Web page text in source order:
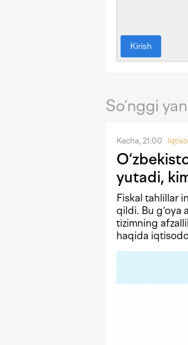
Kirish
So‘nggi
Kecha, 21:00
yutadi,
Fiskal tahlillar
qildi. Bu g‘oya
tizimning
haqida